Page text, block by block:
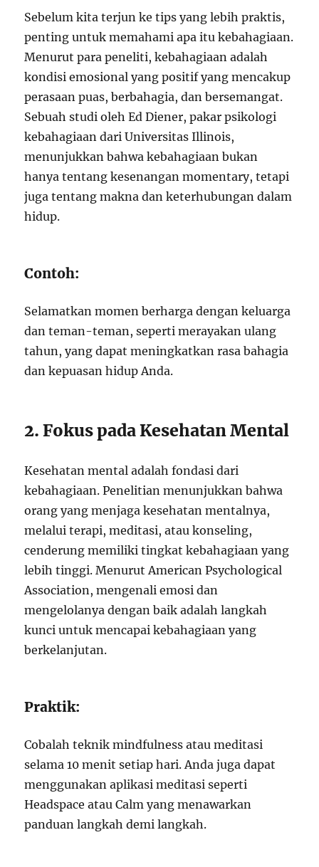
Sebelum kita terjun ke tips yang lebih praktis,
penting untuk memahami apa itu kebahagiaan.
Menurut para peneliti, kebahagiaan adalah
kondisi emosional yang positif yang mencakup
perasaan puas, berbahagia, dan bersemangat.
Sebuah studi oleh Ed Diener, pakar psikologi
kebahagiaan dari Universitas Illinois,
menunjukkan bahwa kebahagiaan bukan
hanya tentang kesenangan momentary, tetapi
juga tentang makna dan keterhubungan dalam
hidup.
Contoh:
Selamatkan momen berharga dengan keluarga
dan teman-teman, seperti merayakan ulang
tahun, yang dapat meningkatkan rasa bahagia
dan kepuasan hidup Anda.
2. Fokus pada Kesehatan Mental
Kesehatan mental adalah fondasi dari
kebahagiaan. Penelitian menunjukkan bahwa
orang yang menjaga kesehatan mentalnya,
melalui terapi, meditasi, atau konseling,
cenderung memiliki tingkat kebahagiaan yang
lebih tinggi. Menurut American Psychological
Association, mengenali emosi dan
mengelolanya dengan baik adalah langkah
kunci untuk mencapai kebahagiaan yang
berkelanjutan.
Praktik:
Cobalah teknik mindfulness atau meditasi
selama 10 menit setiap hari. Anda juga dapat
menggunakan aplikasi meditasi seperti
Headspace atau Calm yang menawarkan
panduan langkah demi langkah.